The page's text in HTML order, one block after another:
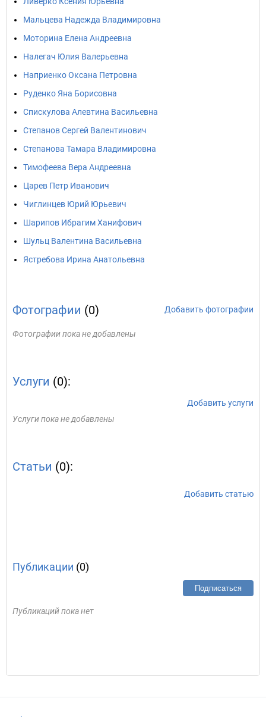
Мальцева Надежда Владимировна
Моторина Елена Андреевна
Налегач Юлия Валерьевна
Наприенко Оксана Петровна
Руденко Яна Борисовна
Спискулова Алевтина Васильевна
Степанов Сергей Валентинович
Степанова Тамара Владимировна
Тимофеева Вера Андреевна
Царев Петр Иванович
Чиглинцев Юрий Юрьевич
Шарипов Ибрагим Ханифович
Шульц Валентина Васильевна
Ястребова Ирина Анатольевна
Фотографии (0) Добавить фотографии
Фотографии пока не добавлены
Услуги (0):
Добавить услуги
Услуги пока не добавлены
Статьи (0):
Добавить статью
Публикации (0)
Подписаться
Публикаций пока нет